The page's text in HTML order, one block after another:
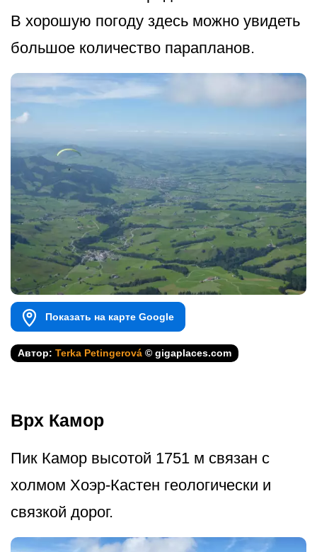
В хорошую погоду здесь можно увидеть
большое количество парапланов.
Показать на карте Google
Автор: Terka Petingerová © gigaplaces.com
Врх Камор
Пик Камор высотой 1751 м связан с
холмом Хоэр-Кастен геологически и
связкой дорог.